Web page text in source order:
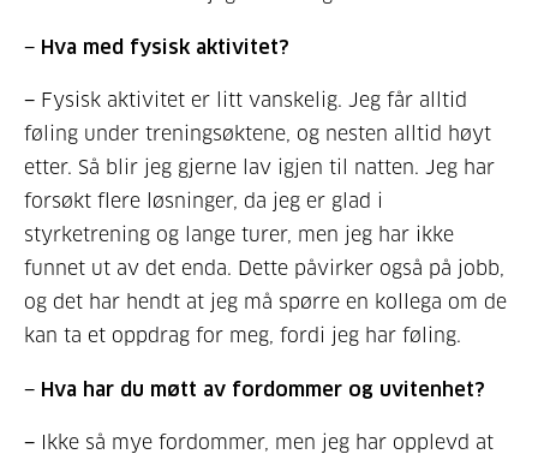
− Hva med fysisk aktivitet?
− Fysisk aktivitet er litt vanskelig. Jeg får alltid
føling under treningsøktene, og nesten alltid høyt
etter. Så blir jeg gjerne lav igjen til natten. Jeg har
forsøkt flere løsninger, da jeg er glad i
styrketrening og lange turer, men jeg har ikke
funnet ut av det enda. Dette påvirker også på jobb,
og det har hendt at jeg må spørre en kollega om de
kan ta et oppdrag for meg, fordi jeg har føling.
− Hva har du møtt av fordommer og uvitenhet?
− Ikke så mye fordommer, men jeg har opplevd at